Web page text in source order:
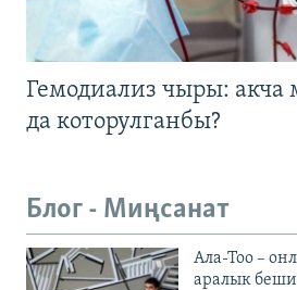
Гемодиализ чыры: акча
да которулганбы?
Блог - Миңсанат
Ала-Тоо –
аралык